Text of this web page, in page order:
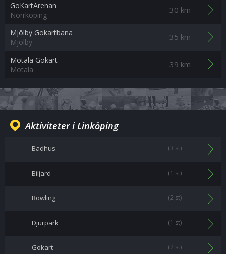
GoKartArenan
Norrköping
30 km
Mjölby Gokartbana
Mjölby
35 km
Motala Gokart
Motala
39 km
Aktiviteter i Linköping
Badhus (3 st)
Biljard (1 st)
Bowling (2 st)
Djurpark (1 st)
Gokart (2 st)